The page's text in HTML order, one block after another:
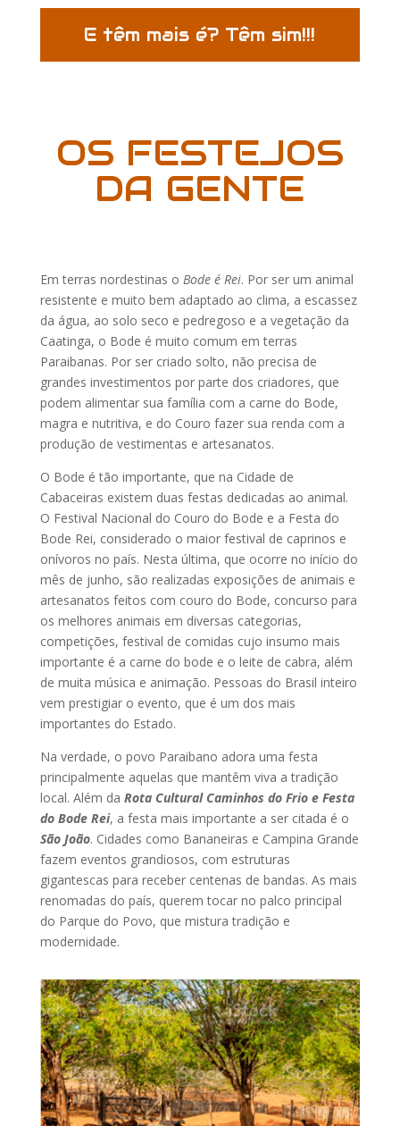
E têm mais é? Têm sim!!!
OS FESTEJOS
DA GENTE
Em terras nordestinas o Bode é Rei. Por ser um animal
resistente e muito bem adaptado ao clima, a escassez
da água, ao solo seco e pedregoso e a vegetação da
Caatinga, o Bode é muito comum em terras
Paraibanas. Por ser criado solto, não precisa de
grandes investimentos por parte dos criadores, que
podem alimentar sua família com a carne do Bode,
magra e nutritiva, e do Couro fazer sua renda com a
produção de vestimentas e artesanatos.
O Bode é tão importante, que na Cidade de
Cabaceiras existem duas festas dedicadas ao animal.
O Festival Nacional do Couro do Bode e a Festa do
Bode Rei, considerado o maior festival de caprinos e
onívoros no país. Nesta última, que ocorre no início do
mês de junho, são realizadas exposições de animais e
artesanatos feitos com couro do Bode, concurso para
os melhores animais em diversas categorias,
competições, festival de comidas cujo insumo mais
importante é a carne do bode e o leite de cabra, além
de muita música e animação. Pessoas do Brasil inteiro
vem prestigiar o evento, que é um dos mais
importantes do Estado.
Na verdade, o povo Paraibano adora uma festa
principalmente aquelas que mantêm viva a tradição
local. Além da Rota Cultural Caminhos do Frio e Festa
do Bode Rei, a festa mais importante a ser citada é o
São João. Cidades como Bananeiras e Campina Grande
fazem eventos grandiosos, com estruturas
gigantescas para receber centenas de bandas. As mais
renomadas do país, querem tocar no palco principal
do Parque do Povo, que mistura tradição e
modernidade.